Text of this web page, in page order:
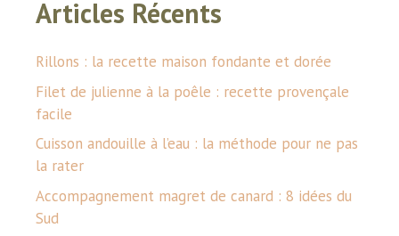
Articles Récents
Rillons : la recette maison fondante et dorée
Filet de julienne à la poêle : recette provençale
facile
Cuisson andouille à l’eau : la méthode pour ne pas
la rater
Accompagnement magret de canard : 8 idées du
Sud